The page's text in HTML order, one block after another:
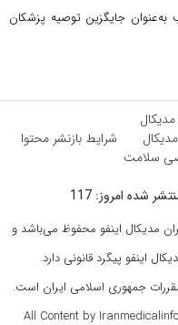
جایگزین توصیه پزشکان
مدیکال
شرایط بازنشر محتوا
سلامت
شده امروز: 117
مدیکال اینفو محفوظ می‌باشد و
اینفو پیگرد قانونی دارد.
مقررات جمهوری اسلامی ایران است.
All Content by